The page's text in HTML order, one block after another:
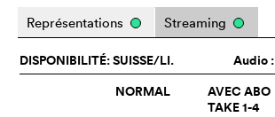
Représentations Streaming
Audio :
DISPONIBILITÉ: SUISSE/LI.
NORMAL
AVEC ABO
TAKE 1-4